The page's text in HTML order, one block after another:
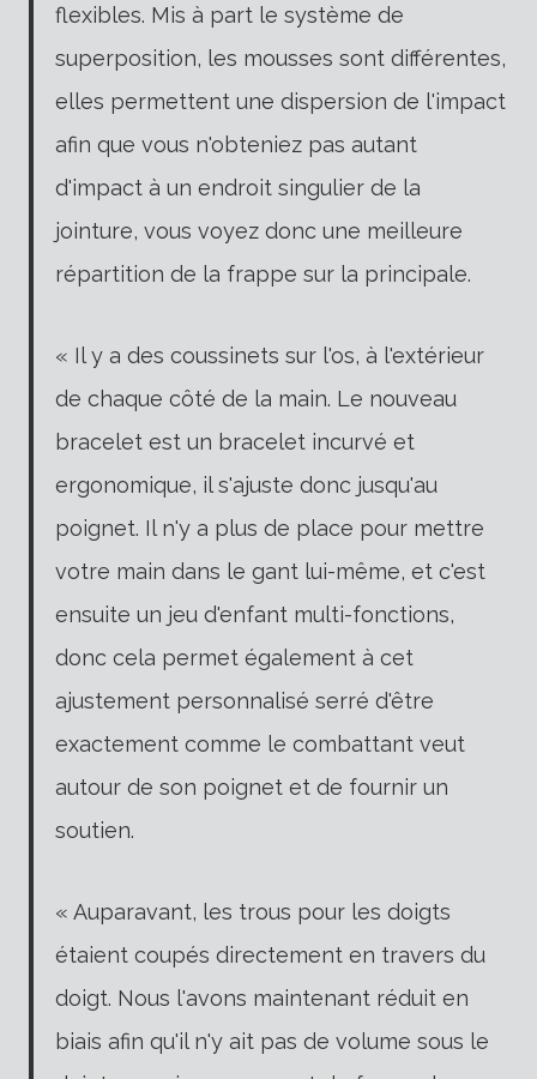
flexibles. Mis à part le système de
superposition, les mousses sont différentes,
elles permettent une dispersion de l'impact
afin que vous n'obteniez pas autant
d'impact à un endroit singulier de la
jointure, vous voyez donc une meilleure
répartition de la frappe sur la principale.
« Il y a des coussinets sur l'os, à l'extérieur
de chaque côté de la main. Le nouveau
bracelet est un bracelet incurvé et
ergonomique, il s'ajuste donc jusqu'au
poignet. Il n'y a plus de place pour mettre
votre main dans le gant lui-même, et c'est
ensuite un jeu d'enfant multi-fonctions,
donc cela permet également à cet
ajustement personnalisé serré d'être
exactement comme le combattant veut
autour de son poignet et de fournir un
soutien.
« Auparavant, les trous pour les doigts
étaient coupés directement en travers du
doigt. Nous l'avons maintenant réduit en
biais afin qu'il n'y ait pas de volume sous le